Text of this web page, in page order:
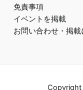
免責事項
イベントを掲載
お問い合わせ・掲載